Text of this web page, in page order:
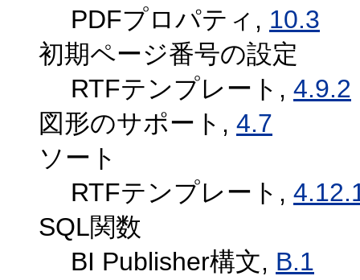
PDFプロパティ, 10.3
初期ページ番号の設定
RTFテンプレート, 4.9.2
図形のサポート, 4.7
ソート
RTFテンプレート,
SQL関数
BI Publisher構文, B.1